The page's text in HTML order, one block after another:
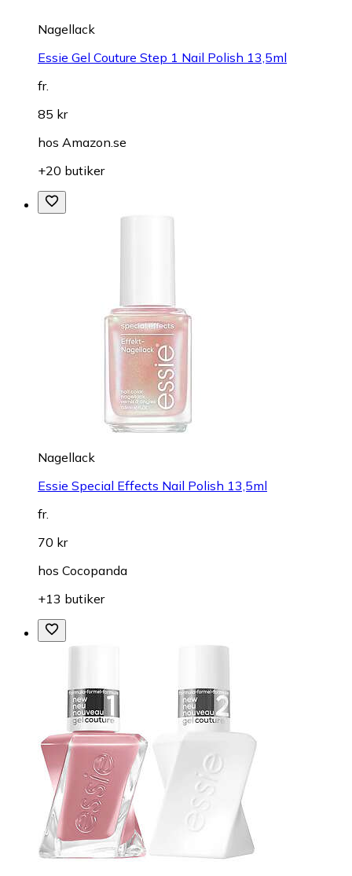
Nagellack
Essie Gel Couture Step 1 Nail Polish 13,5ml
fr.
85 kr
hos Amazon.se
+20 butiker
Nagellack
Essie Special Effects Nail Polish 13,5ml
fr.
70 kr
hos Cocopanda
+13 butiker